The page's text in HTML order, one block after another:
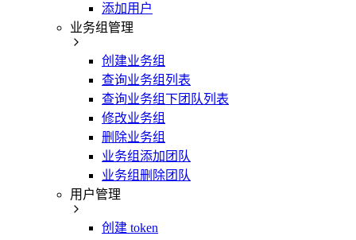
添加用户
业务组管理
创建业务组
查询业务组列表
查询业务组下团队列表
修改业务组
删除业务组
业务组添加团队
业务组删除团队
用户管理
创建 token